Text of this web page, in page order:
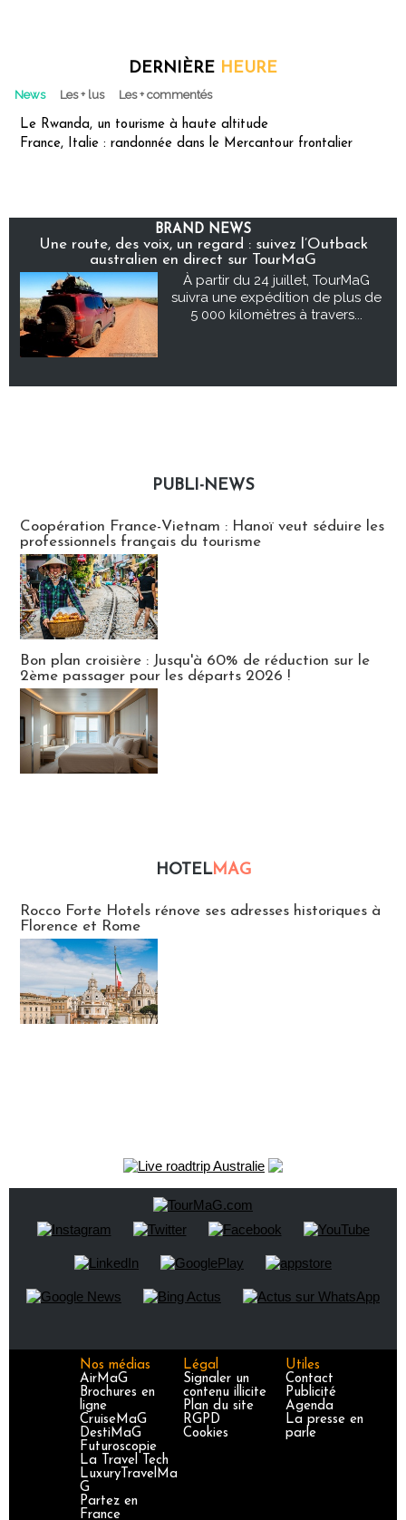
DERNIÈRE HEURE
News Les + lus Les + commentés
Le Rwanda, un tourisme à haute altitude
France, Italie : randonnée dans le Mercantour frontalier
BRAND NEWS
Une route, des voix, un regard : suivez l’Outback
australien en direct sur TourMaG
À partir du 24 juillet, TourMaG
suivra une expédition de plus de
5 000 kilomètres à travers...
PUBLI-NEWS
Coopération France-Vietnam : Hanoï veut séduire les
professionnels français du tourisme
Bon plan croisière : Jusqu'à 60% de réduction sur le
2ème passager pour les départs 2026 !
HOTELMAG
Rocco Forte Hotels rénove ses adresses historiques à
Florence et Rome
Nos médias
AirMaG
Brochures en
ligne
CruiseMaG
DestiMaG
Futuroscopie
La Travel Tech
LuxuryTravelMa
G
Partez en
France
Légal
Signaler un
contenu illicite
Plan du site
RGPD
Cookies
Utiles
Contact
Publicité
Agenda
La presse en
parle